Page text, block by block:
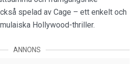
spelad av Cage – ett enkelt och
Hollywood-thriller.
ANNONS